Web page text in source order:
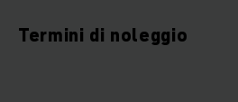
Termini di noleggio